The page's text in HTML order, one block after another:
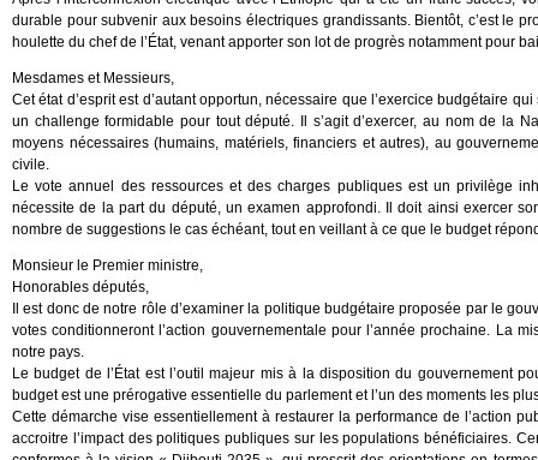
durable pour subvenir aux besoins électriques grandissants. Bientôt, c’est le
houlette du chef de l’État, venant apporter son lot de progrès notamment pour
Mesdames et Messieurs,
Cet état d’esprit est d’autant opportun, nécessaire que l’exercice budgétaire
un challenge formidable pour tout député. Il s’agit d’exercer, au nom de la
moyens nécessaires (humains, matériels, financiers et autres), au
civile.
Le vote annuel des ressources et des charges publiques est un privilège
nécessite de la part du député, un examen approfondi. Il doit ainsi exercer
nombre de suggestions le cas échéant, tout en veillant à ce que le budget
Monsieur le Premier ministre,
Honorables députés,
Il est donc de notre rôle d’examiner la politique budgétaire proposée par le
votes conditionneront l’action gouvernementale pour l’année prochaine. La
notre pays.
Le budget de l’État est l’outil majeur mis à la disposition du gouvernement
budget est une prérogative essentielle du parlement et l’un des moments les
Cette démarche vise essentiellement à restaurer la performance de l’action
accroitre l’impact des politiques publiques sur les populations bénéficiaires.